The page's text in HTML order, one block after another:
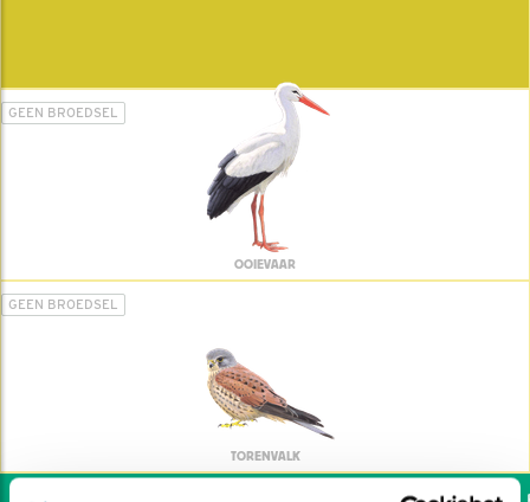
GEEN BROEDSEL
OOIEVAAR
GEEN BROEDSEL
TORENVALK